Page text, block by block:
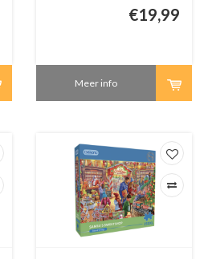
€19,99
Meer info